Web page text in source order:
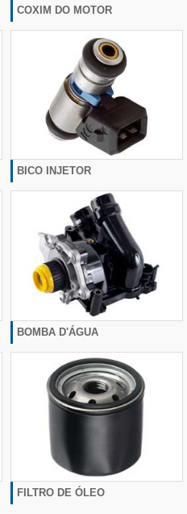
COXIM DO MOTOR
BICO INJETOR
BOMBA D'ÁGUA
FILTRO DE ÓLEO